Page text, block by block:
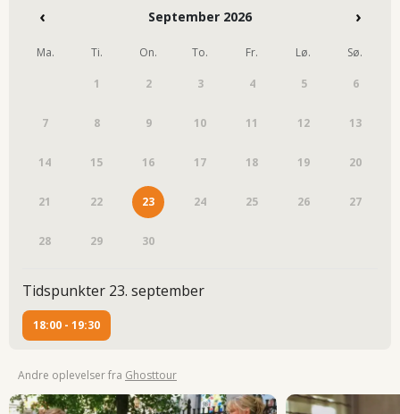
‹ September 2026 ›
Ma. Ti. On. To. Fr. Lø. Sø.
1 2 3 4 5 6
7 8 9 10 11 12 13
14 15 16 17 18 19 20
21 22 23 24 25 26 27
28 29 30
Tidspunkter 23. september
18:00 - 19:30
Andre oplevelser fra Ghosttour